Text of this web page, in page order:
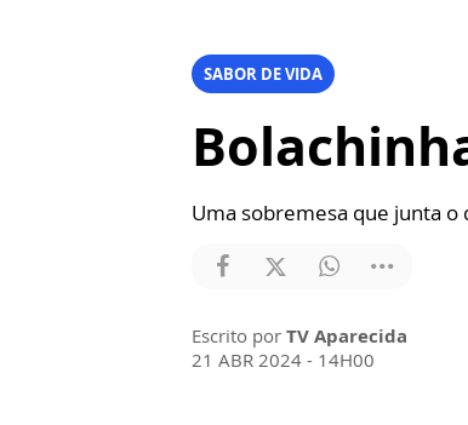
SABOR DE VIDA
Uma sobremesa que junta o
Escrito por TV Aparecida
21 ABR 2024 - 14H00